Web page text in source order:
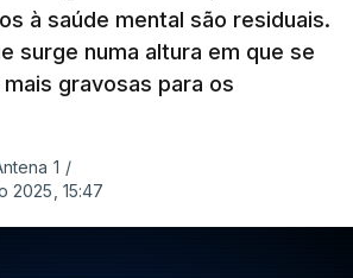
à saúde mental são residuais.
surge numa altura em que se
gravosas para os
1 /
2025, 15:47